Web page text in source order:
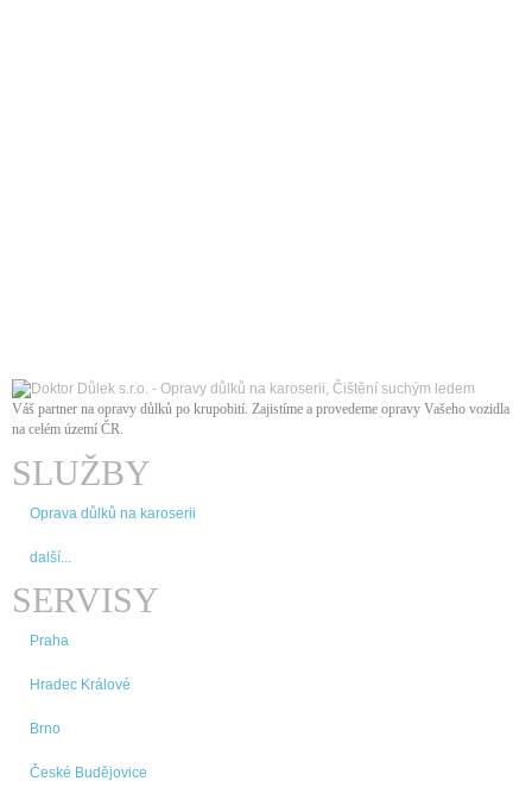
Váš partner na opravy důlků po krupobití. Zajistíme a provedeme opravy Vašeho vozidla
na celém území ČR.
SLUŽBY
Oprava důlků na karoserii
další...
SERVISY
Praha
Hradec Králové
Brno
České Budějovice